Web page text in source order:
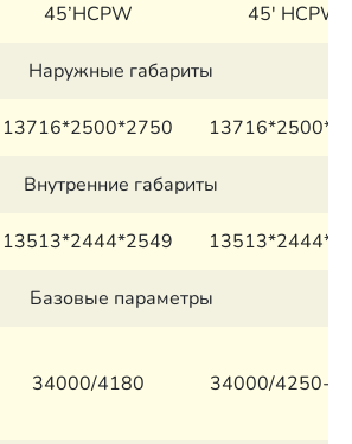
45’HCPW 45′ HCPW
Наружные габариты
13716*2500*2750
Внутренние габариты
13513*2444*2549
Базовые параметры
34000/4180 34000/4250-